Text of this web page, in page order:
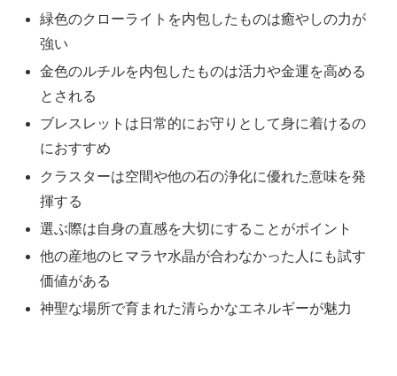
緑色のクローライトを内包したものは癒やしの力が
強い
金色のルチルを内包したものは活力や金運を高める
とされる
ブレスレットは日常的にお守りとして身に着けるの
におすすめ
クラスターは空間や他の石の浄化に優れた意味を発
揮する
選ぶ際は自身の直感を大切にすることがポイント
他の産地のヒマラヤ水晶が合わなかった人にも試す
価値がある
神聖な場所で育まれた清らかなエネルギーが魅力